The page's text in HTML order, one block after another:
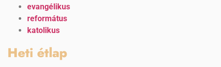
evangélikus
református
katolikus
Heti étlap